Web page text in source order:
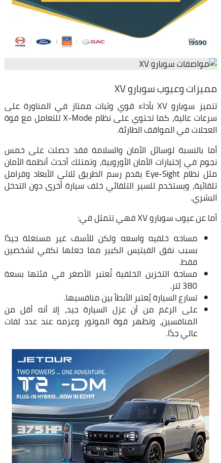
مميزات وعيوبسوبارو XV
تتميز سوبارو XV بأداء قوي وثبات ممتاز في المناورة على
سرعات عالية، كما تحتوي على نظام X-Mode للتعامل مع قوة
العجلات في المواقف الطارئة.
أما بالنسبة لوسائل الأمان والسلامة فقد حصلت على خمس
نجوم في إختبارات الأمان الأوروبية، وتمتلك أحدث أنظمة الأمان
مثل نظام Eye-Sight يقدم رسم الطريق ثلاثي الأبعاد وفرامل
تلقائية، ويستخدم للسير التلقائي خلف سيارة أخرى دون التدخل
البشري.
أما عن عيوب سوبارو XV فهي تتمثل في:
مساحه خلفيه واسعه ولكن للأسف غير مستغلة جيدًا
بسبب نفق الفيتيس الكبير مما جعلها تكفي لشخصين
فقط.
مساحة التخزين الخلفية تُعتبر الأصغر في فئتها بسعة
380 لتر.
تسارع السيارة يُعتبر الأبطأ بين منافسيها.
على الرغم من أن عزل السيارة جيد، إلا أنه أقل من
المنافسين، وتظهر قوة الموتور وعزمه عند عدد لفات
عالي جدًا.